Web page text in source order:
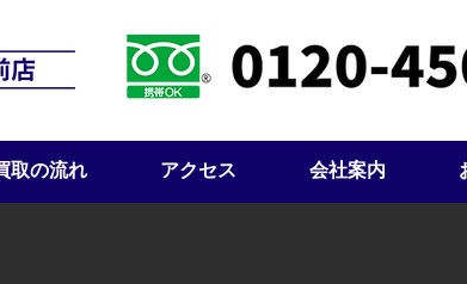
取の流れ アクセス 会社案内